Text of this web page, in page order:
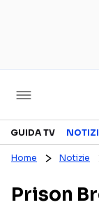
Televisione
CANALI TV
GUIDA TV
Home Notizie
Prison